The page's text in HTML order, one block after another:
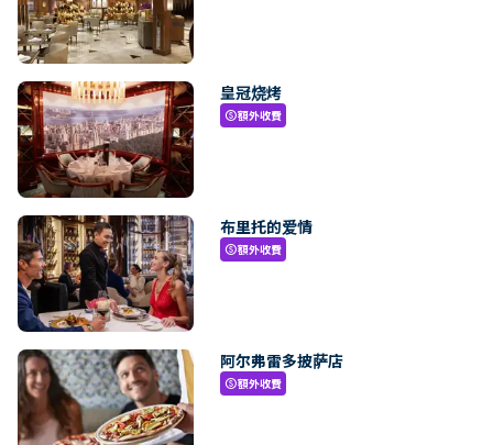
皇冠烧烤
paid額外收費
布里托的爱情
paid額外收費
阿尔弗雷多披萨店
paid額外收費